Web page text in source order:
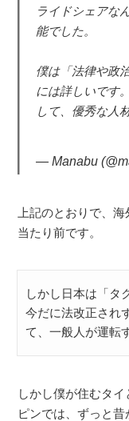
ライドシェアな
能でした。
僕は「法律や政
には詳しいです
して、優秀な人
— Manabu
上記のとおりで、
当たり前です。
しかし日本は「タ
今だに法改正され
て、一般人が運転
しかし僕が住むタ
ピンでは、ずっと